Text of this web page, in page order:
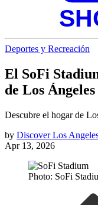
Deportes y Recreación
El SoFi
de Los Ángeles
Descubre el hogar de
by Discover Los
Apr 13, 2026
Photo: SoFi